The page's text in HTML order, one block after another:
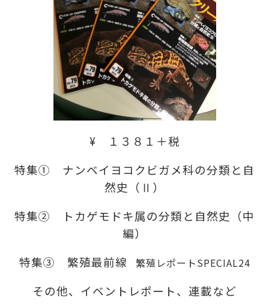
¥ １３８１＋税
特集① ナンベイヨコクビガメ科の分類と自
然史（Ⅱ）
特集② トカゲモドキ属の分類と自然史（中
編）
特集③ 繁殖最前線
繁殖レポートSPECIAL24
その他、イベントレポート、連載など